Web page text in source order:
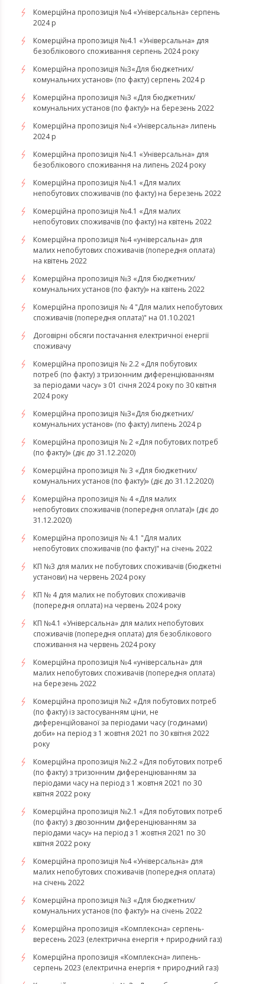
Комерційна пропозиція №4 «Універсальна» серпень
2024 р
Комерційна пропозиція №4.1 «Універсальна» для
безоблікового споживання серпень 2024 року
Комерційна пропозиція №3«Для бюджетних/
комунальних установ» (по факту) серпень 2024 р
Комерційна пропозиція №3 «Для бюджетних/
комунальних установ (по факту)» на березень 2022
Комерційна пропозиція №4 «Універсальна» липень
2024 р
Комерційна пропозиція №4.1 «Універсальна» для
безоблікового споживання на липень 2024 року
​​​​​​​Комерційна пропозиція №4.1 «Для малих
непобутових споживачів (по факту) на березень 2022
Комерційна пропозиція №4.1 «Для малих
непобутових споживачів (по факту) на квітень 2022
​​​​​​​Комерційна пропозиція №4 «універсальна» для
малих непобутових споживачів (попередня оплата)
на квітень 2022
Комерційна пропозиція №3 «Для бюджетних/
комунальних установ (по факту)» на квітень 2022
Комерційна пропозиція № 4 "Для малих непобутових
споживачів (попередня оплата)" на 01.10.2021
Договірні обсяги постачання електричної енергії
споживачу
Комерційна пропозиція № 2.2 «Для побутових
потреб (по факту) з тризонним диференціюванням
за періодами часу» з 01 січня 2024 року по 30 квітня
2024 року
Комерційна пропозиція №3«Для бюджетних/
комунальних установ» (по факту) липень 2024 р
Комерційна пропозиція № 2 «Для побутових потреб
(по факту)» (діє до 31.12.2020)
Комерційна пропозиція № 3 «Для бюджетних/
комунальних установ (по факту)» (діє до 31.12.2020)
Комерційна пропозиція № 4 «Для малих
непобутових споживачів (попередня оплата)» (діє до
31.12.2020)
Комерційна пропозиція № 4.1 "Для малих
непобутових споживачів (по факту)" на січень 2022
КП №3 для малих не побутових споживачів (бюджетні
установи) на червень 2024 року
КП № 4 для малих не побутових споживачів
(попередня оплата) на червень 2024 року
КП №4.1 «Універсальна» для малих непобутових
споживачів (попередня оплата) для безоблікового
споживання на червень 2024 року
​​​​​​​Комерційна пропозиція №4 «універсальна» для
малих непобутових споживачів (попередня оплата)
на березень 2022
Комерційна пропозиція №2 «Для побутових потреб
(по факту) із застосуванням ціни, не
диференційованої за періодами часу (годинами)
доби» на період з 1 жовтня 2021 по 30 квітня 2022
року
Комерційна пропозиція №2.2 «Для побутових потреб
(по факту) з тризонним диференціюванням за
періодами часу на період з 1 жовтня 2021 по 30
квітня 2022 року
Комерційна пропозиція №2.1 «Для побутових потреб
(по факту) з двозонним диференціюванням за
періодами часу» на період з 1 жовтня 2021 по 30
квітня 2022 року
Комерційна пропозиція №4 «Універсальна» для
малих непобутових споживачів (попередня оплата)
на січень 2022
Комерційна пропозиція №3 «Для бюджетних/
комунальних установ (по факту)» на січень 2022
​​​​​​​Комерційна пропозиція «Комплексна» серпень-
вересень 2023 (електрична енергія + природний газ)
​​​​​​​Комерційна пропозиція «Комплексна» липень-
серпень 2023 (електрична енергія + природний газ)